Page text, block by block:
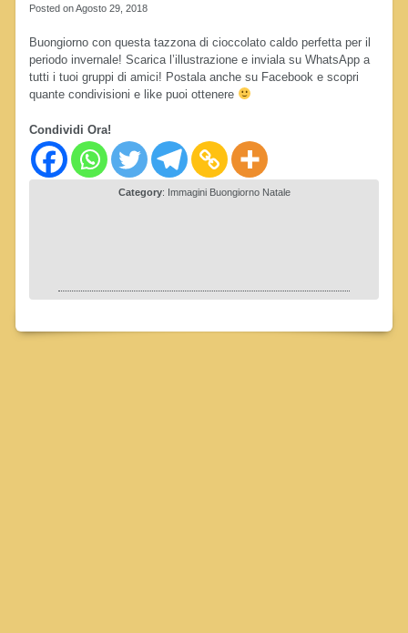
Posted on Agosto 29, 2018
Buongiorno con questa tazzona di cioccolato caldo perfetta per il
periodo invernale! Scarica l’illustrazione e inviala su WhatsApp a
tutti i tuoi gruppi di amici! Postala anche su Facebook e scopri
quante condivisioni e like puoi ottenere
Condividi Ora!
Category: Immagini Buongiorno Natale